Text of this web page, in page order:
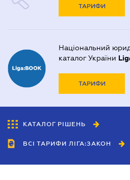
ТАРИФИ
Національний
каталог України
ТАРИФИ
КАТАЛОГ РІШЕНЬ
ВСІ ТАРИФИ ЛІГА:ЗАКОН